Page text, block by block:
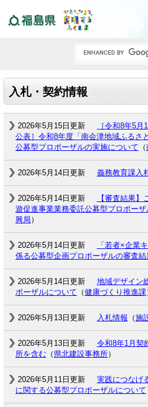
入札・契約情報
2026年5月15日更新
［令和8年5
公表］令和8年度「南会津地域ふるさ
公募型プロポーザルの実施について （
2026年5月14日更新 義務教育課入
2026年5月14日更新
【審査結果
遊促進事業業務委託公募型プロポー
興局 ）
2026年5月14日更新
「若者×企業
係る公募型企画プロポーザルの審査結
2026年5月14日更新
地域デザイン
ポーザルについて （健康づくり推進課
2026年5月13日更新 入札情報 （施
2026年5月13日更新
令和8年1月契
所を含む （ 県北建設事務所）
2026年5月11日更新
実践につなげ
に関する公募型プロポーザルについて